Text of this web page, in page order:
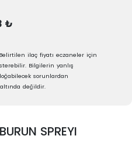
₺
ilaç fiyatı eczaneler için
Bilgilerin yanlış
sorunlardan
değildir.
SPREYI